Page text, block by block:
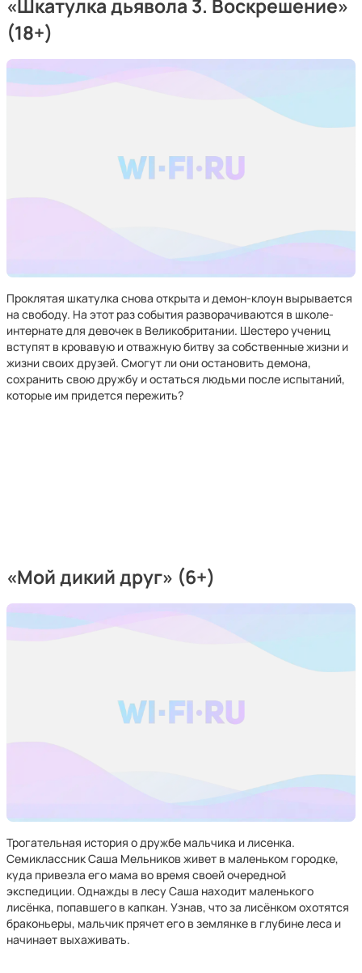
«Шкатулка дьявола 3. Воскрешение»
(18+)
Проклятая шкатулка снова открыта и демон-клоун вырывается
на свободу. На этот раз события разворачиваются в школе-
интернате для девочек в Великобритании. Шестеро учениц
вступят в кровавую и отважную битву за собственные жизни и
жизни своих друзей. Смогут ли они остановить демона,
сохранить свою дружбу и остаться людьми после испытаний,
которые им придется пережить?
«Мой дикий друг» (6+)
Трогательная история о дружбе мальчика и лисенка.
Семиклассник Саша Мельников живет в маленьком городке,
куда привезла его мама во время своей очередной
экспедиции. Однажды в лесу Саша находит маленького
лисёнка, попавшего в капкан. Узнав, что за лисёнком охотятся
браконьеры, мальчик прячет его в землянке в глубине леса и
начинает выхаживать.